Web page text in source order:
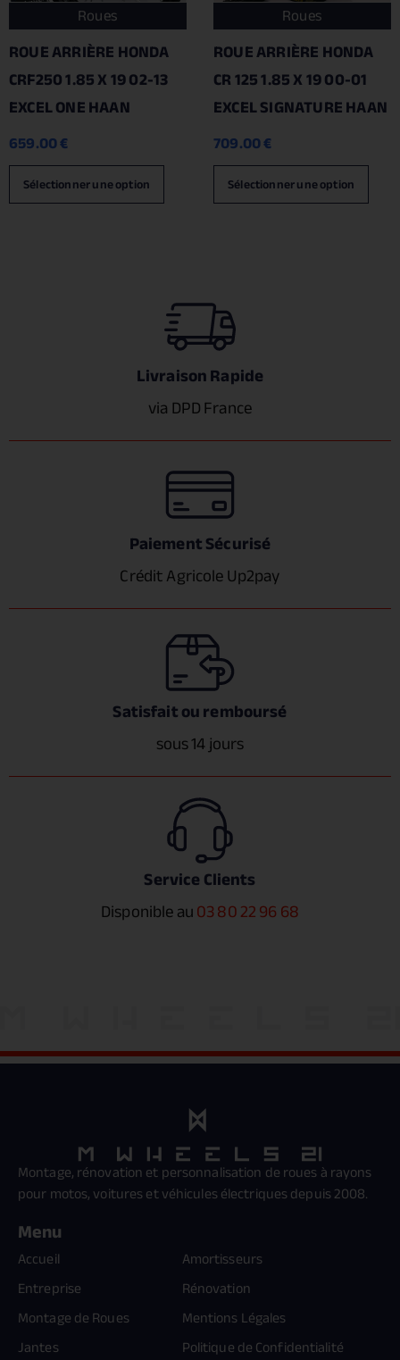
Roues
ROUE ARRIÈRE HONDA
CRF250 1.85 X 19 02-13
EXCEL ONE HAAN
659.00€
Sélectionner une option
Roues
ROUE ARRIÈRE HONDA
CR 125 1.85 X 19 00-01
EXCEL SIGNATURE HAAN
709.00€
Sélectionner une option
Livraison Rapide
via DPD France
Paiement Sécurisé
Crédit Agricole Up2pay
Satisfait ou remboursé
sous 14 jours
Service Clients
Disponible au03 80 22 96 68
Montage, rénovation et personnalisation de roues à rayons
pour motos, voitures et véhicules électriques depuis 2008.
Menu
Accueil
Entreprise
Montage de Roues
Jantes
Amortisseurs
Rénovation
Mentions Légales
Politique de Confidentialité